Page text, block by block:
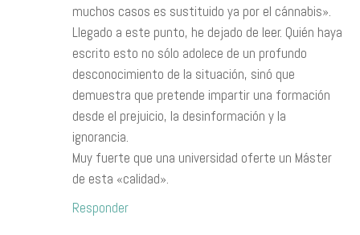
muchos casos es sustituido ya por el cánnabis».
Llegado a este punto, he dejado de leer. Quién haya
escrito esto no sólo adolece de un profundo
desconocimiento de la situación, sinó que
demuestra que pretende impartir una formación
desde el prejuicio, la desinformación y la
ignorancia.
Muy fuerte que una universidad oferte un Máster
de esta «calidad».
Responder